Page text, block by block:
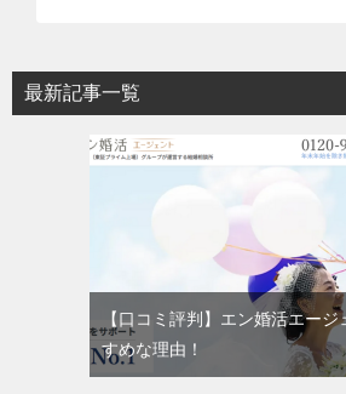
最新記事一覧
【口コミ評判】エン婚活エー
すめな理由！